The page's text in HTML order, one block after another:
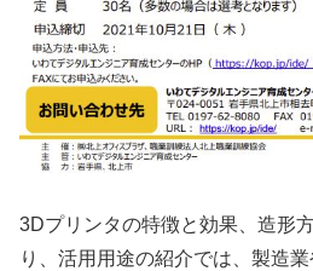
3Dプリンタの特徴と効果、造形
り、活用用途の紹介では、製造